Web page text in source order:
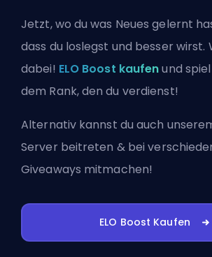
Jetzt, wo du was Neues gelernt
dass du loslegst und besser wirst.
dabei! ELO Boost kaufenund
dem Rank, den du verdienst!
Alternativ kannst du auch
Server beitreten & bei
Giveaways mitmachen!
ELO Boost Kaufen